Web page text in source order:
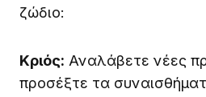
ζώδιο:
Κριός: Αναλάβετε νέες
προσέξτε τα